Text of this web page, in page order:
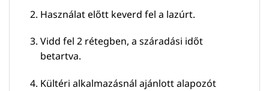
Használat előtt keverd fel a lazúrt.
Vidd fel 2 rétegben, a száradási időt
betartva.
Kültéri alkalmazásnál ajánlott alapozót